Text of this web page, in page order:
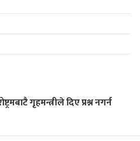
गृहमन्त्रीले दिए प्रश्न नगर्न